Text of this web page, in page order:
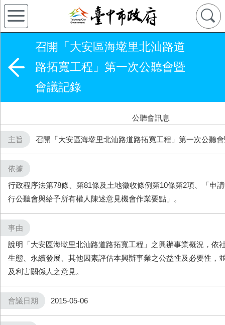
召開「大安區海墘里北汕路道
路拓寬工程」第一次公聽會暨
會議記錄
公聽會訊息
主旨 召開「大安區海墘里北汕路道路拓寬工程」第一次公聽
依據
行政程序法第78條、第81條及土地徵收條例第10條第2項、「申
行公聽會與給予所有權人陳述意見機會作業要點」。
事由
說明「大安區海墘里北汕路道路拓寬工程」之興辦事業概況，依
生態、永續發展、其他因素評估本興辦事業之公益性及必要性，
及利害關係人之意見。
會議日期 2015-05-06